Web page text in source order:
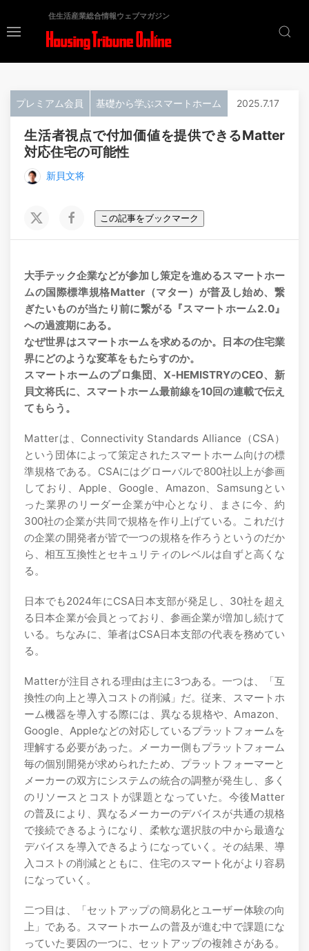
住生活産業総合情報ウェブマガジン
プレミアム会員 基礎から学ぶスマートホーム 2025.7.17
生活者視点で付加価値を提供できるMatter
対応住宅の可能性
新貝文将
この記事をブックマーク
大手テック企業などが参加し策定を進めるスマートホー
ムの国際標準規格Matter（マター）が普及し始め、繋
ぎたいものが当たり前に繋がる『スマートホーム2.0』
への過渡期にある。
なぜ世界はスマートホームを求めるのか。日本の住宅業
界にどのような変革をもたらすのか。
スマートホームのプロ集団、X‐HEMISTRYのCEO、新
貝文将氏に、スマートホーム最前線を10回の連載で伝え
てもらう。
Matterは、Connectivity Standards Alliance（CSA）
という団体によって策定されたスマートホーム向けの標
準規格である。CSAにはグローバルで800社以上が参画
しており、Apple、Google、Amazon、Samsungとい
った業界のリーダー企業が中心となり、まさに今、約
300社の企業が共同で規格を作り上げている。これだけ
の企業の開発者が皆で一つの規格を作ろうというのだか
ら、相互互換性とセキュリティのレベルは自ずと高くな
る。
日本でも2024年にCSA日本支部が発足し、30社を超え
る日本企業が会員とっており、参画企業が増加し続けて
いる。ちなみに、筆者はCSA日本支部の代表を務めてい
る。
Matterが注目される理由は主に3つある。一つは、「互
換性の向上と導入コストの削減」だ。従来、スマートホ
ーム機器を導入する際には、異なる規格や、Aⅿazon、
Google、Appleなどの対応しているプラットフォームを
理解する必要があった。メーカー側もプラットフォーム
毎の個別開発が求められたため、プラットフォーマーと
メーカーの双方にシステムの統合の調整が発生し、多く
のリソースとコストが課題となっていた。今後Matter
の普及により、異なるメーカーのデバイスが共通の規格
で接続できるようになり、柔軟な選択肢の中から最適な
デバイスを導入できるようになっていく。その結果、導
入コストの削減とともに、住宅のスマート化がより容易
になっていく。
二つ目は、「セットアップの簡易化とユーザー体験の向
上」である。スマートホームの普及が進む中で課題にな
っていた要因の一つに、セットアップの複雑さがある。